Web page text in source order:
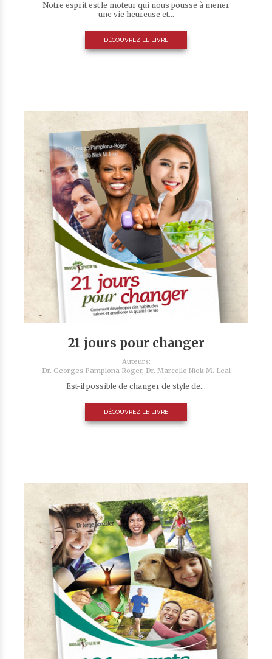
Notre esprit est le moteur qui nous pousse à mener
une vie heureuse et...
DÉCOUVREZ LE LIVRE
21 jours pour changer
Auteurs:
Dr. Georges Pamplona Roger, Dr. Marcello Niek M. Leal
Est-il possible de changer de style de...
DÉCOUVREZ LE LIVRE